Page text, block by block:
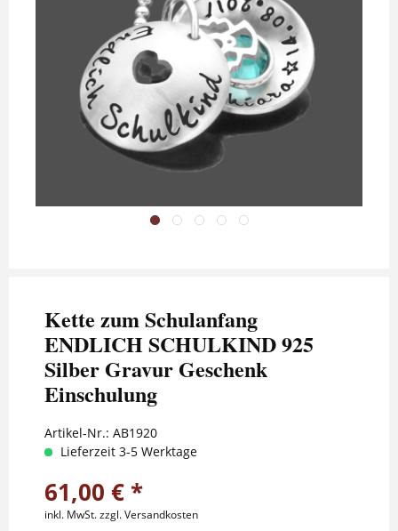
Kette zum Schulanfang
ENDLICH SCHULKIND 925
Silber Gravur Geschenk
Einschulung
Artikel-Nr.: AB1920
Lieferzeit 3-5 Werktage
61,00 € *
inkl. MwSt.zzgl. Versandkosten